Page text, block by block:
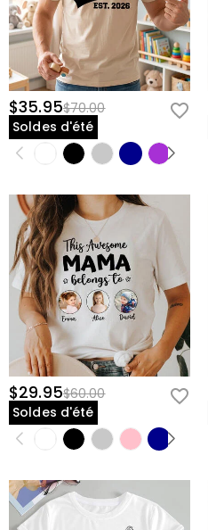
$35.95$70.00
Soldes d'été
$29.95$60.00
Soldes d'été